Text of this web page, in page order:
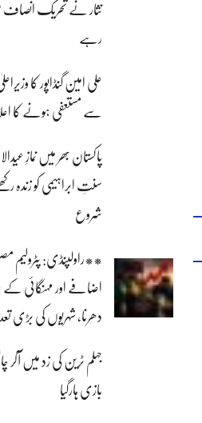
نثار نے تحریک
رہے
علی امین گنڈاپور کا
سے مستعفی ہونے کا
پاکستان بھر میں نمازِ
سنتِ ابراہیمی کو زندہ
شروع
**راولپنڈی: پٹرولیم
اضافے اور مہنگائی
دھرنا، شہریوں کی بڑی
جہلم ٹرین کی زد میں
بازی ہارگیا